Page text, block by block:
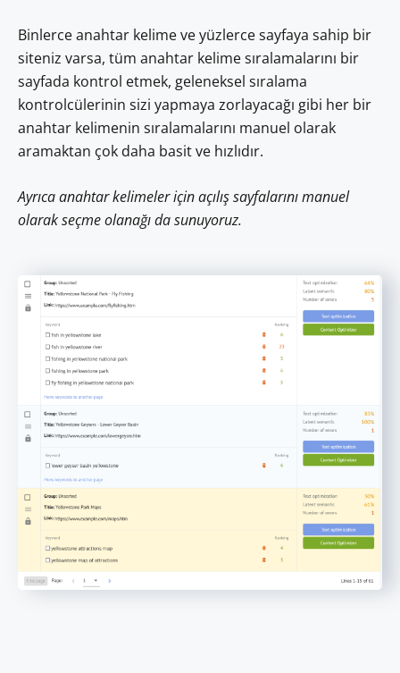
Binlerce anahtar kelime ve yüzlerce sayfaya sahip bir
siteniz varsa, tüm anahtar kelime sıralamalarını bir
sayfada kontrol etmek, geleneksel sıralama
kontrolcülerinin sizi yapmaya zorlayacağı gibi her bir
anahtar kelimenin sıralamalarını manuel olarak
aramaktan çok daha basit ve hızlıdır.
Ayrıca anahtar kelimeler için açılış sayfalarını manuel
olarak seçme olanağı da sunuyoruz.